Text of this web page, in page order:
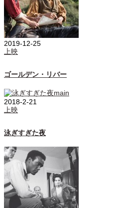
2019-12-25
上映
ゴールデン・リバー
2018-2-21
上映
泳ぎすぎた夜